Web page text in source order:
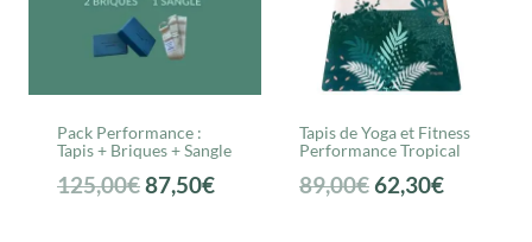
Pack Performance :
Tapis + Briques + Sangle
125,00€Le
87,50€Le
Tapis de Yoga et Fitness
Performance Tropical
89,00€Le
62,30€Le